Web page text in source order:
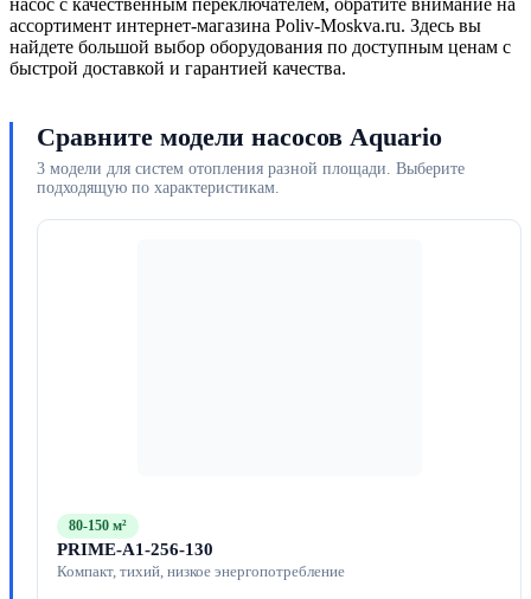
насос с качественным переключателем, обратите внимание на
ассортимент интернет-магазина Poliv-Moskva.ru. Здесь вы
найдете большой выбор оборудования по доступным ценам с
быстрой доставкой и гарантией качества.
Сравните модели насосов Aquario
3 модели для систем отопления разной площади. Выберите
подходящую по характеристикам.
80-150 м²
PRIME-A1-256-130
Компакт, тихий, низкое энергопотребление